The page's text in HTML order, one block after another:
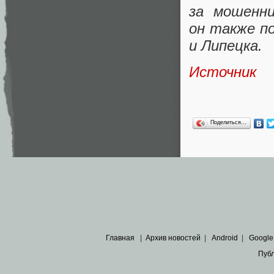
за
он также
и Липецка.
Источник
Поделиться…
Главная | Архив новостей | Android | Google